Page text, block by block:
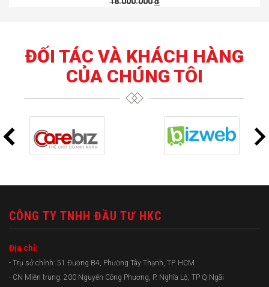
ĐỐI TÁC VÀ KHÁCH HÀNG
CỦA CHÚNG TÔI
CÔNG TY TNHH ĐẦU TƯ HKC
Địa chỉ:
- Trụ sở chính: 51 Đường B4, Phường Tây Thạnh, TP. HCM
- CN Miền trung: 200 Nguyễn Công Phương, P. Nghĩa Lộ, TP Q.Ngãi